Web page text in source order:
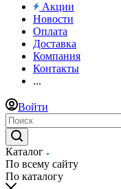
Акции
Новости
Оплата
Доставка
Компания
Контакты
...
Войти
Каталог
По всему сайту
По каталогу